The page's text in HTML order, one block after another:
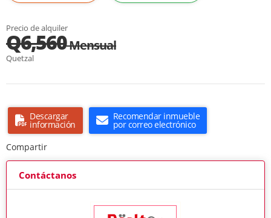
Precio de alquiler
Q6,560Mensual
Quetzal
Descargar
información
Recomendar inmueble
por correo electrónico
Compartir
Contáctanos